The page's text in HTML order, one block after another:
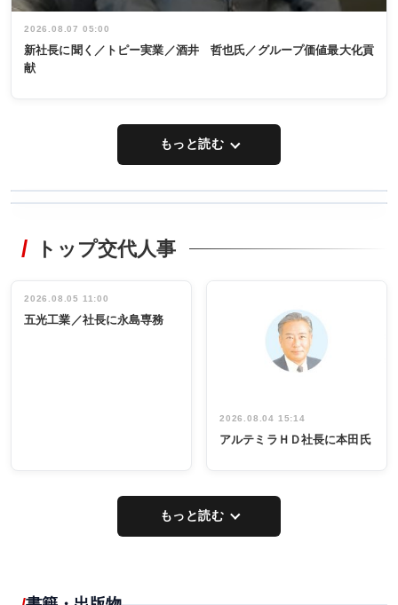
2026.08.07 05:00
新社長に聞く／トピー実業／酒井 哲也氏／グループ価値最大化貢
献
もっと読む
非鉄業界で
インタビュ
ー／社内ア
タックトレー
祝う 業界関
係者ら220人
出席
トップ交代人事
2026.08.05 11:00
五光工業／社長に永島専務
2026.08.04 15:14
アルテミラＨＤ社長に本田氏
もっと読む